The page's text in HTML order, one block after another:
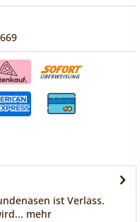
ist Verlass.
mehr